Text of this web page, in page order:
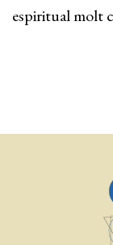
espiritual molt